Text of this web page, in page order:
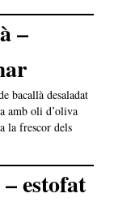
–
bacallà desaladat
amb oli d’oliva
la frescor dels
estofat